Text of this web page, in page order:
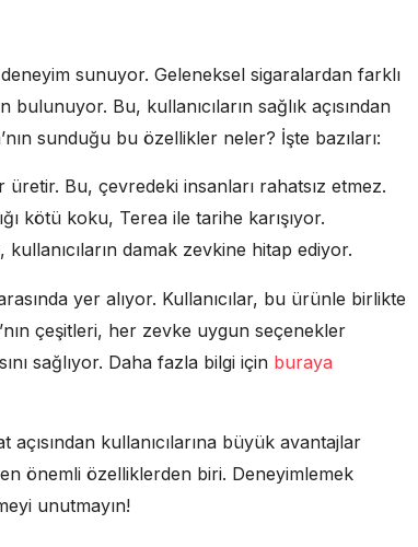
sunuyor. Geleneksel sigaralardan farklı
Bu, kullanıcıların sağlık açısından
sunduğu bu özellikler neler? İşte bazıları:
Bu, çevredeki insanları rahatsız etmez.
kötü koku, Terea ile tarihe karışıyor.
kullanıcıların damak zevkine hitap ediyor.
yer alıyor. Kullanıcılar, bu ürünle birlikte
çeşitleri, her zevke uygun seçenekler
sağlıyor. Daha fazla bilgi için buraya
kullanıcılarına büyük avantajlar
önemli özelliklerden biri. Deneyimlemek
unutmayın!